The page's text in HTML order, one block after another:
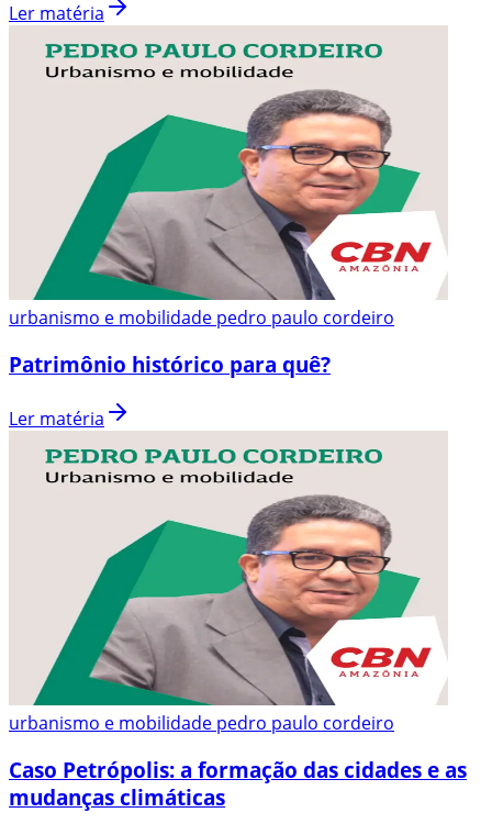
Ler matéria
urbanismo e mobilidade pedro paulo cordeiro
Patrimônio histórico para quê?
Ler matéria
urbanismo e mobilidade pedro paulo cordeiro
Caso Petrópolis: a formação das cidades e as
mudanças climáticas